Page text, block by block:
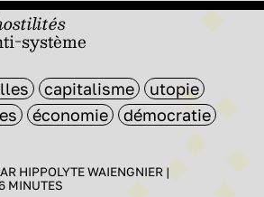
système
capitalisme
utopie
économie
démocratie
HIPPOLYTE WAIENGNIER |
MINUTES